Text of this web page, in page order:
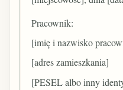
Pracownik:
[imię i nazwisko
[adres zamieszkania]
[PESEL albo inny